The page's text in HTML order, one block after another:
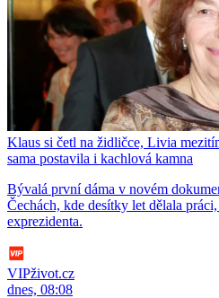
Klaus si četl na židličce, Livia
sama postavila i kachlová kamna
Bývalá první dáma v novém
Čechách, kde desítky let dělala
exprezidenta.
VIPživot.cz
dnes, 08:08